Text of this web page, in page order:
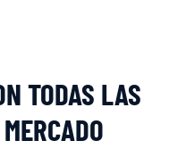
TODAS LAS